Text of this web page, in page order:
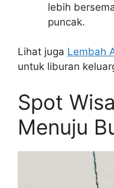
lebih
puncak.
Lihat juga Lembah
untuk liburan
Spot
Menuju